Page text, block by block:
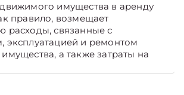
имущества в аренду
правило, возмещает
расходы, связанные с
эксплуатацией и ремонтом
а также затраты на